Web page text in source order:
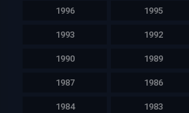
1996 1995
1993 1992
1990 1989
1987 1986
1984 1983